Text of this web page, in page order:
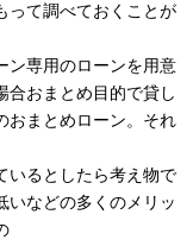
って調べておくことが
ン専用のローンを用意
合おまとめ目的で貸し
おまとめローン。それ
いるとしたら考え物で
いなどの多くのメリッ